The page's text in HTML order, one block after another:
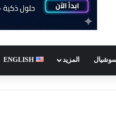
المزيد ENGLISH